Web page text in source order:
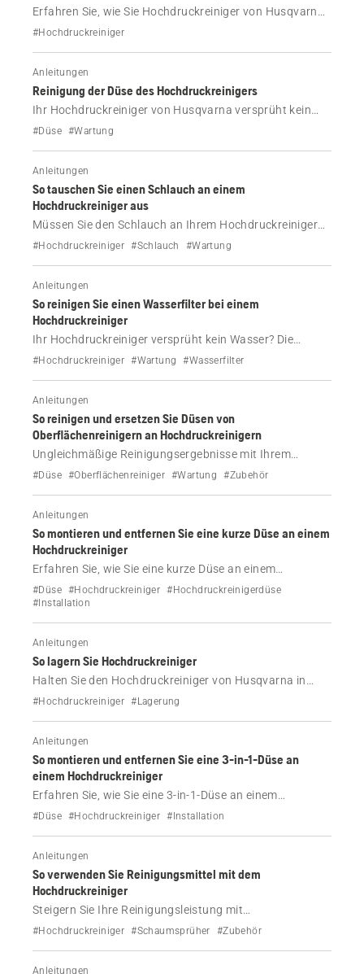
Erfahren Sie, wie Sie Hochdruckreiniger von Husqvarna
entlüften, um Luft aus dem System zu entfernen.
Leistung.
#Hochdruckreiniger
Anleitungen
Reinigung der Düse des Hochdruckreinigers
Ihr Hochdruckreiniger von Husqvarna versprüht kein
Wasser? Eine verstopfte Düse kann die Ursache sein.
läuft.
#Düse #Wartung
Anleitungen
So tauschen Sie einen Schlauch an einem
Hochdruckreiniger aus
Müssen Sie den Schlauch an Ihrem Hochdruckreiniger
von Husqvarna austauschen? Erfahren Sie Schritt für
#Hochdruckreiniger #Schlauch #Wartung
Anleitungen
So reinigen Sie einen Wasserfilter bei einem
Hochdruckreiniger
Ihr Hochdruckreiniger versprüht kein Wasser? Die
Ursache kann ein verschmutzter Wasserfilter sein.
zu erhalten.
#Hochdruckreiniger #Wartung #Wasserfilter
Anleitungen
So reinigen und ersetzen Sie Düsen von
Oberflächenreinigern an Hochdruckreinigern
Ungleichmäßige Reinigungsergebnisse mit Ihrem
Oberflächenreiniger? Erfahren Sie, wie Sie die Düsen von
#Düse #Oberflächenreiniger #Wartung #Zubehör
Anleitungen
So montieren und entfernen Sie eine kurze Düse an einem
Hochdruckreiniger
Erfahren Sie, wie Sie eine kurze Düse an einem
Hochdruckreiniger montieren und entfernen. Verwenden
Sie die kurze Düse zum Spülen unter niedrigem Druck
#Düse #Hochdruckreiniger #Hochdruckreinigerdüse
#Installation
Anleitungen
So lagern Sie Hochdruckreiniger
Halten Sie den Hochdruckreiniger von Husqvarna in
einwandfreiem Zustand. Erfahren Sie, wie Sie Ihren
durch Einfrieren vermeiden.
#Hochdruckreiniger #Lagerung
Anleitungen
So montieren und entfernen Sie eine 3-in-1-Düse an
einem Hochdruckreiniger
Erfahren Sie, wie Sie eine 3-in-1-Düse an einem
Husqvarna Hochdruckreiniger montieren und entfernen.
wechseln.
#Düse #Hochdruckreiniger #Installation
Anleitungen
So verwenden Sie Reinigungsmittel mit dem
Hochdruckreiniger
Steigern Sie Ihre Reinigungsleistung mit
Reinigungsmittel! Erfahren Sie, wie Sie einen
#Hochdruckreiniger #Schaumsprüher #Zubehör
Anleitungen